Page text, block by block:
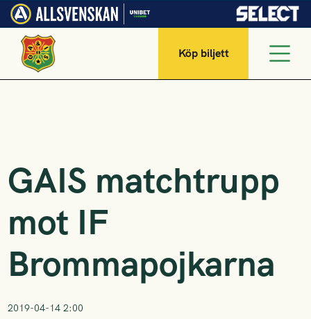
Köp biljett
GAIS matchtrupp
mot IF
Brommapojkarna
2019-04-14 2:00